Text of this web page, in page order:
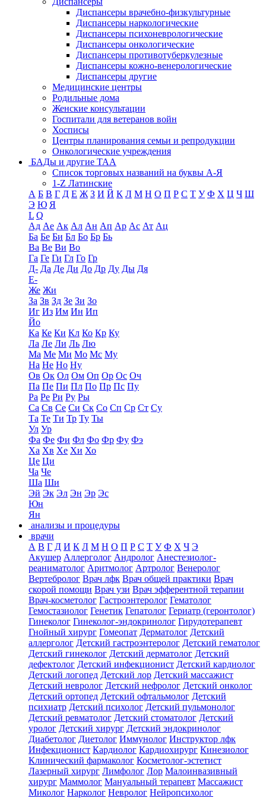
Диспансеры врачебно-физкультурные
Диспансеры наркологические
Диспансеры психоневрологические
Диспансеры онкологические
Диспансеры противотуберкулезные
Диспансеры кожно-венерологические
Диспансеры другие
Медицинские центры
Родильные дома
Женские консультации
Госпитали для ветеранов войн
Хосписы
Центры планирования семьи и репродукции
Онкологические учреждения
БАДы и другие ТАА
Список торговых названий на буквы А-Я
1-Z Латинские
А Б В Г Д Е Ж З И Й К Л М Н О П Р С Т У Ф Х Ц Ч Ш
Э Ю Я
L Q
Ад Ае Ак Ал Ан Ап Ар Ас Ат Ац
Ба Бе Би Бл Бо Бр Бь
Ва Ве Ви Во
Га Ге Ги Гл Го Гр
Д- Да Де Ди До Др Ду Ды Дя
Е-
Же Жи
За Зв Зд Зе Зи Зо
Иг Из Им Ин Ип
Йо
Ка Ке Ки Кл Ко Кр Ку
Ла Ле Ли Ль Лю
Ма Ме Ми Мо Мс Му
На Не Но Ну
Ов Ок Ол Ом Оп Ор Ос Оч
Па Пе Пи Пл По Пр Пс Пу
Ра Ре Ри Ру Ры
Са Св Се Си Ск Со Сп Ср Ст Су
Та Те Ти Тр Ту Ты
Ул Ур
Фа Фе Фи Фл Фо Фр Фу Фэ
Ха Хв Хе Хи Хо
Це Ци
Ча Че
Ша Ши
Эй Эк Эл Эн Эр Эс
Юн
Ян
анализы и процедуры
врачи
А В Г Д И К Л М Н О П Р С Т У Ф Х Ч Э
Акушер Аллерголог Андролог Анестезиолог-
реаниматолог Аритмолог Артролог Венеролог
Вертебролог Врач лфк Врач общей практики Врач
скорой помощи Врач узи Врач эфферентной терапии
Врач-косметолог Гастроэнтеролог Гематолог
Гемостазиолог Генетик Гепатолог Гериатр (геронтолог)
Гинеколог Гинеколог-эндокринолог Гирудотерапевт
Гнойный хирург Гомеопат Дерматолог Детский
аллерголог Детский гастроэнтеролог Детский гематолог
Детский гинеколог Детский дерматолог Детский
дефектолог Детский инфекционист Детский кардиолог
Детский логопед Детский лор Детский массажист
Детский невролог Детский нефролог Детский онколог
Детский ортопед Детский офтальмолог Детский
психиатр Детский психолог Детский пульмонолог
Детский ревматолог Детский стоматолог Детский
уролог Детский хирург Детский эндокринолог
Диабетолог Диетолог Иммунолог Инструктор лфк
Инфекционист Кардиолог Кардиохирург Кинезиолог
Клинический фармаколог Косметолог-эстетист
Лазерный хирург Лимфолог Лор Малоинвазивный
хирург Маммолог Мануальный терапевт Массажист
Миколог Нарколог Невролог Нейропсихолог